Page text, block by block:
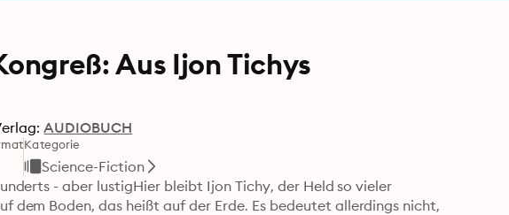
Aus Ijon Tichys
AUDIOBUCH
Kategorie
Science-Fiction
- aber lustigHier bleibt Ijon Tichy, der Held so vieler
dem Boden, das heißt auf der Erde. Es bedeutet allerdings nicht,